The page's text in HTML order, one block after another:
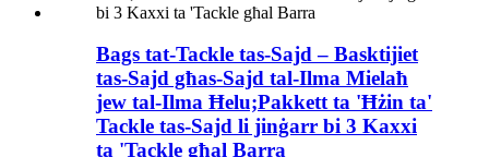
Bags tat-Tackle tas-Sajd – Basktijiet
tas-Sajd għas-Sajd tal-Ilma Mielaħ
jew tal-Ilma Ħelu;Pakkett ta 'Ħżin ta'
Tackle tas-Sajd li jinġarr bi 3 Kaxxi
ta 'Tackle għal Barra